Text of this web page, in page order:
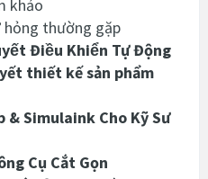
khảo
hỏng thường gặp
Điều Khiển Tự Động
thiết kế sản phẩm
& Simulaink Cho Kỹ Sư
Cụ Cắt Gọn